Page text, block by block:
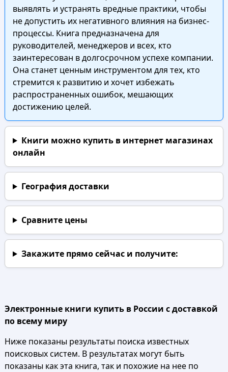
выявлять и устранять вредные практики, чтобы
не допустить их негативного влияния на бизнес-
процессы. Книга предназначена для
руководителей, менеджеров и всех, кто
заинтересован в долгосрочном успехе компании.
Она станет ценным инструментом для тех, кто
стремится к развитию и хочет избежать
распространенных ошибок, мешающих
достижению целей.
Книги можно купить в интернет магазинах
онлайн
География доставки
Сравните цены
Закажите прямо сейчаси получите:
Электронные книги купить в России с доставкой
по всему миру
Ниже показаны результаты поиска известных
поисковых систем. В результатах могут быть
показаны как эта книга, так и похожие на нее по